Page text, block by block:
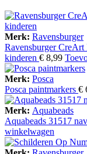
Merk: Ravensburger
Ravensburger
kinderen € 8,99
Merk: Posca
Posca paintmarkers €
Merk: Aquabeads
Aquabeads 31517
winkelwagen